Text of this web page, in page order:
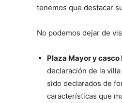
tenemos que destacar
No podemos dejar de
Plaza Mayor y
declaración de la
sido declarados de
características que